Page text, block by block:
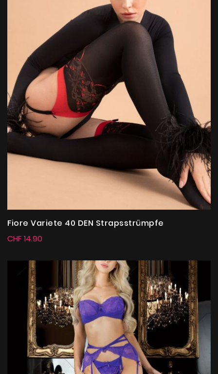
Fiore Variete 40 DEN Strapsstrümpfe
CHF 14.90